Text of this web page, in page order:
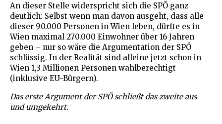
An dieser Stelle widerspricht sich die SPÖ ganz
deutlich: Selbst wenn man davon ausgeht, dass alle
dieser 90.000 Personen in Wien leben, dürfte es in
Wien maximal 270.000 Einwohner über 16 Jahren
geben – nur so wäre die Argumentation der SPÖ
schlüssig. In der Realität sind alleine jetzt schon in
Wien 1,3 Millionen Personen wahlberechtigt
(inklusive EU-Bürgern).
Das erste Argument der SPÖ schließt das zweite aus
und umgekehrt.